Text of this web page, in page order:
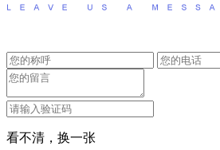
看不清，换一张